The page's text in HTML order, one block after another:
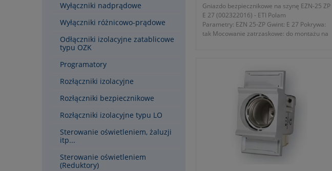
Wyłączniki nadprądowe
Wyłączniki różnicowo-prądowe
Odłączniki izolacyjne zatablicowe
typu OZK
Programatory
Rozłączniki izolacyjne
Rozłączniki bezpiecznikowe
Rozłączniki izolacyjne typu LO
Sterowanie oświetleniem, żaluzji
itp...
Sterowanie oświetleniem
(Reduktory)
Gniazdo bezpiecznikowe na szynę EZN-25 ZP
E 27 (002322016) - ETI Polam
Parametry: EZN 25-ZP Gwint: E 27 Pokrywa:
tak Mocowanie zatrzaskowe: do montażu na